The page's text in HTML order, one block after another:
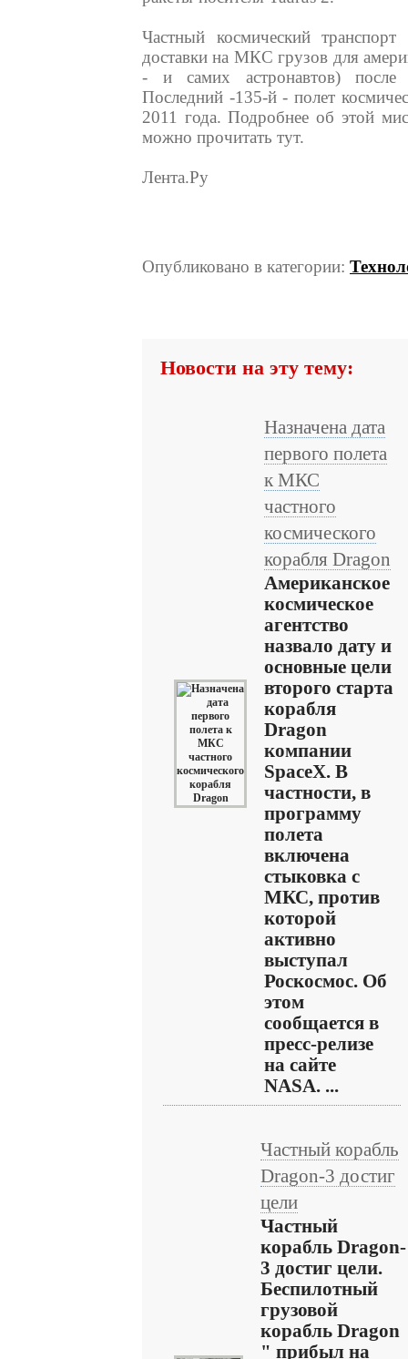
Частный космический
доставки на МКС грузов для
- и самих астронавтов) после
Последний -135-й - полет
2011 года. Подробнее об этой
можно прочитать тут.
Лента.Ру
Опубликовано в категории:
Новости на эту тему:
Назначена дата
первого полета
к МКС
частного
космического
корабля Dragon
Американское
космическое
агентство
назвало дату и
основные цели
второго старта
корабля
Dragon
компании
SpaceX. В
частности, в
программу
полета
включена
стыковка с
МКС, против
которой
активно
выступал
Роскосмос. Об
этом
сообщается в
пресс-релизе
на сайте
NASA. ...
Частный корабль
Dragon-3 достиг
цели
Частный
корабль Dragon-
3 достиг цели.
Беспилотный
грузовой
корабль Dragon
" прибыл на